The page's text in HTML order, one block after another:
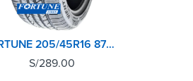
FORTUNE 205/45R16 87W UHP VIENTO
S/289.00